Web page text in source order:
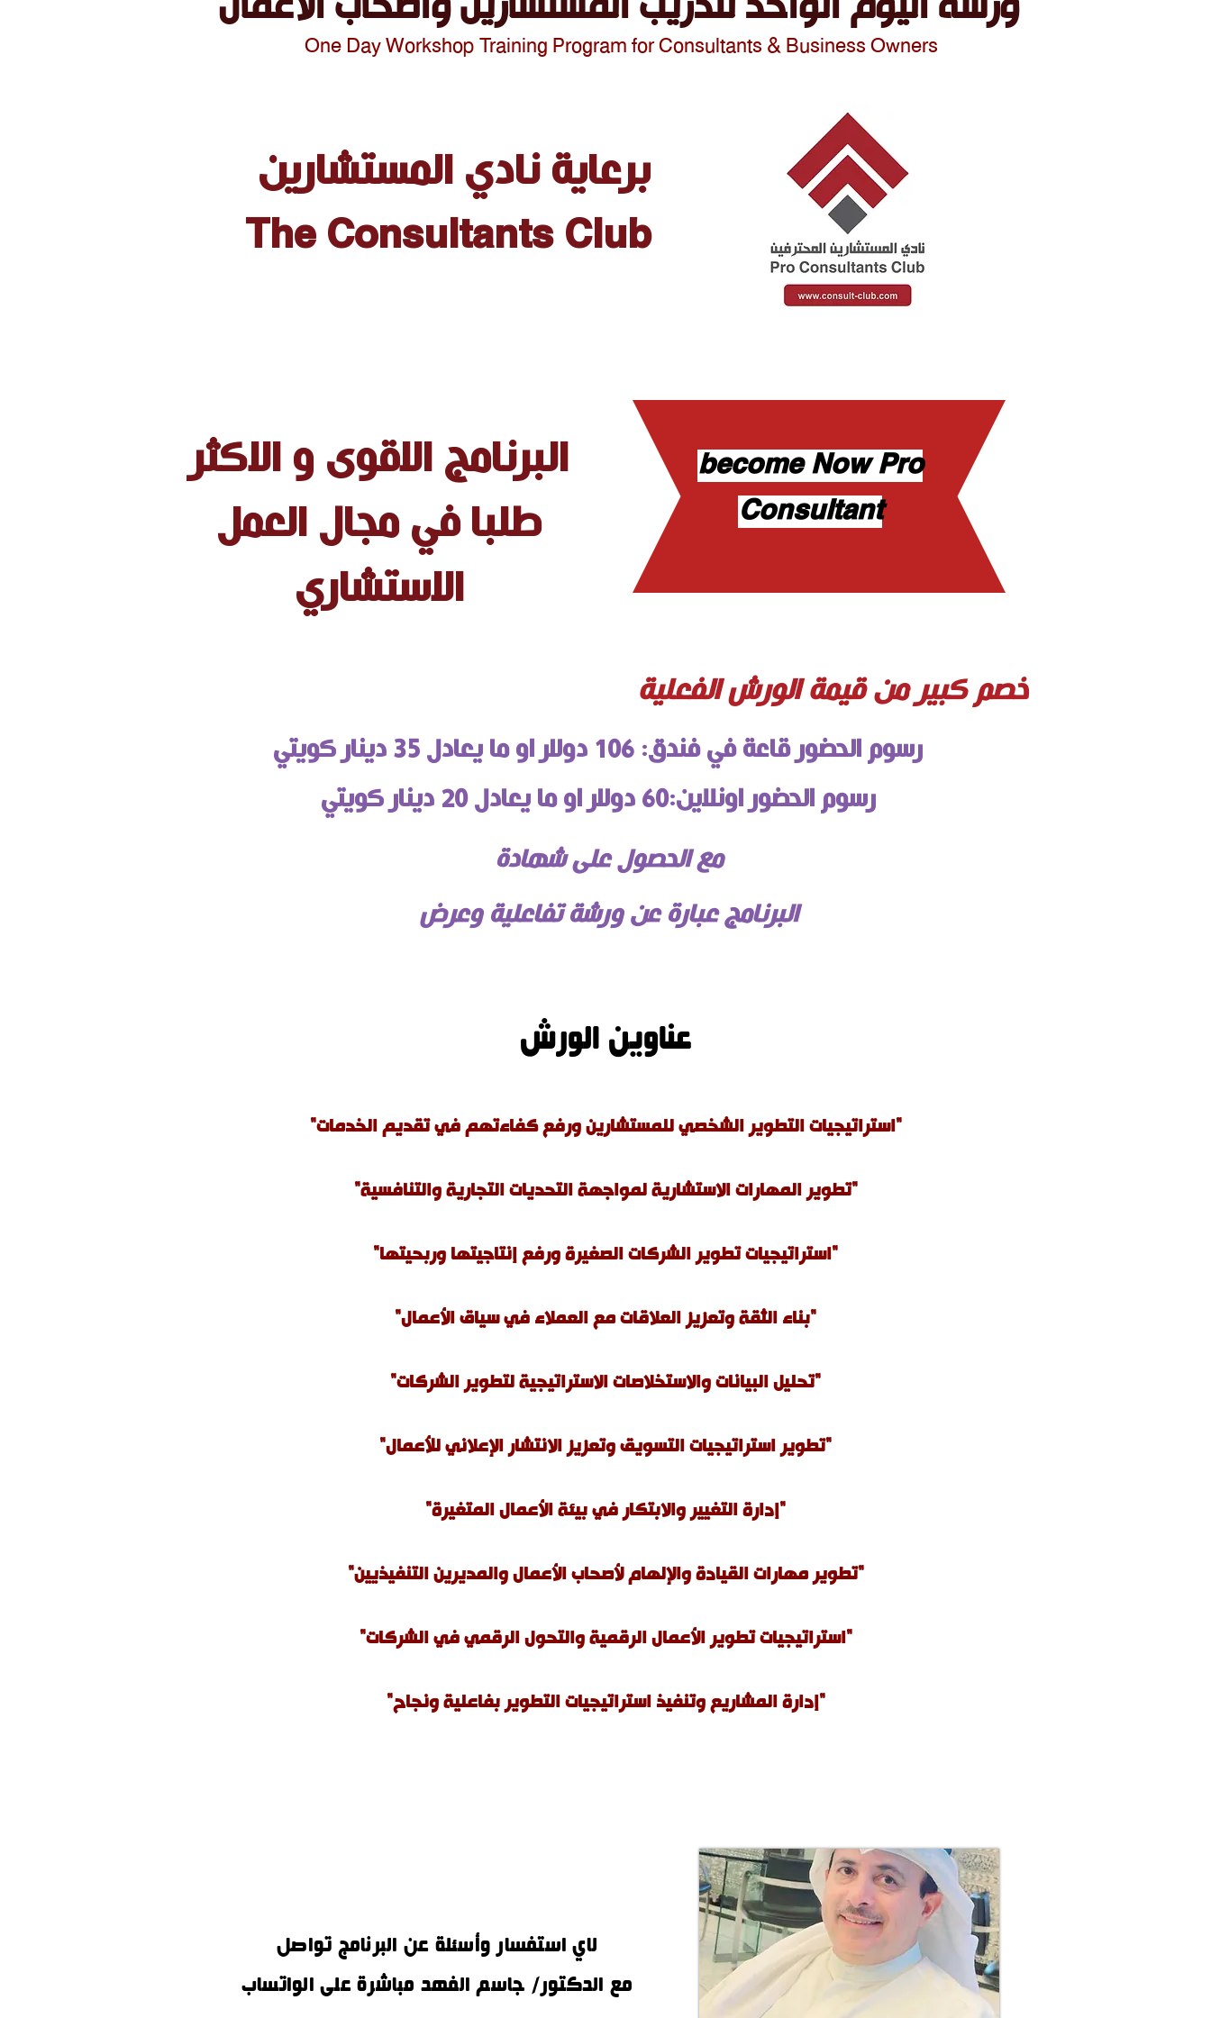
One Day Workshop Training Program for Consultants & Business Owners
برعاية نادي المستشارين
The Consultants Club
البرنامج الاقوى و الاكثر
طلبا في مجال العمل
الاستشاري
become Now Pro
Consultant
خصم كبير من قيمة الورش الفعلية
رسوم الحضور قاعة في فندق: 106 دولار او ما يعادل 35 دينار كويتي
رسوم الحضور اونلاين:60 دولار او ما يعادل 20 دينار كويتي
مع الحصول على شهادة
البرنامج عبارة عن ورشة تفاعلية وعرض
عناوين الورش
"استراتيجيات التطوير الشخصي للمستشارين ورفع كفاءتهم في تقديم الخدمات"
"تطوير المهارات الاستشارية لمواجهة التحديات التجارية والتنافسية"
"استراتيجيات تطوير الشركات الصغيرة ورفع إنتاجيتها وربحيتها"
"بناء الثقة وتعزيز العلاقات مع العملاء في سياق الأعمال"
"تحليل البيانات والاستخلاصات الاستراتيجية لتطوير الشركات"
"تطوير استراتيجيات التسويق وتعزيز الانتشار الإعلاني للأعمال"
"إدارة التغيير والابتكار في بيئة الأعمال المتغيرة"
"تطوير مهارات القيادة والإلهام لأصحاب الأعمال والمديرين التنفيذيين"
"استراتيجيات تطوير الأعمال الرقمية والتحول الرقمي في الشركات"
"إدارة المشاريع وتنفيذ استراتيجيات التطوير بفاعلية ونجاح"
لاي استفسار وأسئلة عن البرنامج تواصل
مع الدكتور/ جاسم الفهد مباشرة على الواتساب